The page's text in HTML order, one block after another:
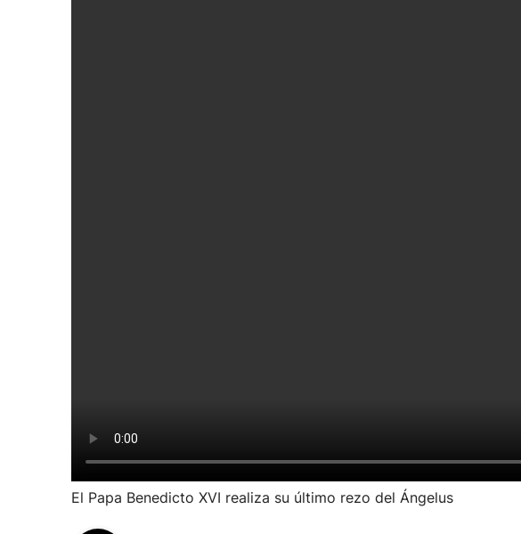
El Papa Benedicto XVI realiza su último rezo del Ángelus